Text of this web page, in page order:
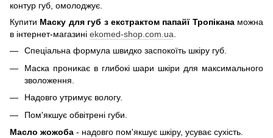
контур губ, омолоджує.
Купити Маску для губ з екстрактом папайї Тропіканаможна
в інтернет-магазині ekomed-shop.com.ua.
Спеціальна формула швидко заспокоїть шкіру губ.
Маска проникає в глибокі шари шкіри для максимального
зволоження.
Надовго утримує вологу.
Пом'якшує обвітрені губи.
Масло жожоба - надовго пом'якшує шкіру, усуває сухість.